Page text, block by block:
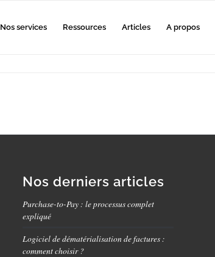
Nos services Ressources Articles A propos
Nos derniers articles
Purchase-to-Pay : le processus complet
expliqué
Logiciel de dématérialisation de factures :
comment choisir ?